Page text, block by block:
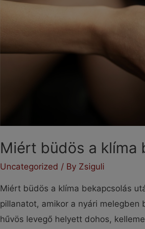
Miért büdös a klíma
Uncategorized / By Zsiguli
Miért büdös a klíma bekapcsolás
pillanatot, amikor a nyári melegben
hűvös levegő helyett dohos,